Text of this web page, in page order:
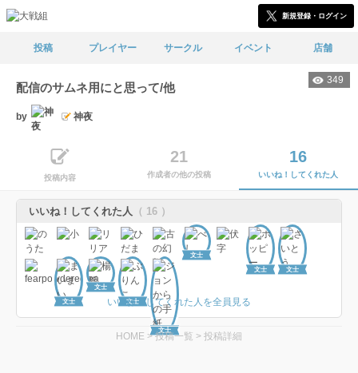
新規登録・ログイン
投稿 プレイヤー サークル イベント 店舗
349
配信のサムネ用にと思って/他
by 神夜
投稿内容
21
作成者の他の投稿
16
いいね！してくれた人
いいね！してくれた人 （ 16 ）
文士
文士 文士
文士
文士
文士
文士
いいね！してくれた人を全員見る
HOME >投稿一覧 > 投稿詳細